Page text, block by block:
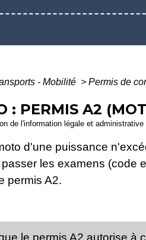
- Mobilité > Permis de
: PERMIS A2
de l'information légale et
d'une puissance
les examens (code
permis A2.
le permis A2 autorise à